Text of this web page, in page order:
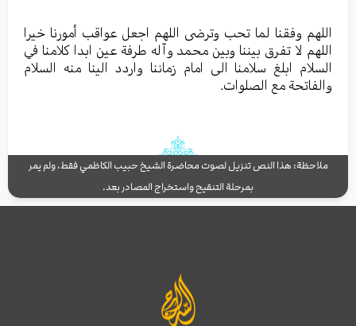
اللهم وفقنا لما تحب وترضى اللهم اجعل عواقب أمورنا خيرا
اللهم لا تفرق بيننا وبين محمد وآله طرفة عين ابدا كلامنا في
السلام ابلغ سلامنا الى امام زماننا واردد الينا منه السلام
والفاتحة مع الصلوات.
ملاحظة: هذا النص تنزيل لصوت محاضرة الشيخ حبيب الكاظمي فقط، ولم يمر
بمرحلة التنقيح واستخراج المصادر بعد.